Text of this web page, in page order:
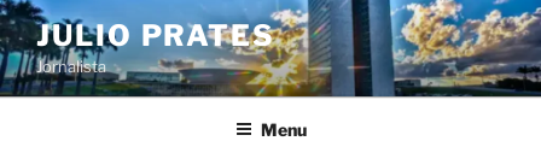
Pular
para
o
conteúdo
JULIO PRATES
Jornalista
Menu